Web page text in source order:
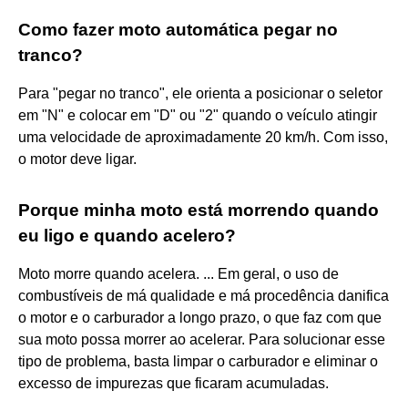
Como fazer moto automática pegar no
tranco?
Para "pegar no tranco", ele orienta a posicionar o seletor
em "N" e colocar em "D" ou "2" quando o veículo atingir
uma velocidade de aproximadamente 20 km/h. Com isso,
o motor deve ligar.
Porque minha moto está morrendo quando
eu ligo e quando acelero?
Moto morre quando acelera. ... Em geral, o uso de
combustíveis de má qualidade e má procedência danifica
o motor e o carburador a longo prazo, o que faz com que
sua moto possa morrer ao acelerar. Para solucionar esse
tipo de problema, basta limpar o carburador e eliminar o
excesso de impurezas que ficaram acumuladas.